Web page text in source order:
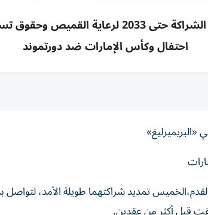
طيران الإمارات وأرسنال يمددان الشراكة حتى
احتفال وكأس الإمارات ضد دورتموند
تمديد شراكتهما طويلة الأمد، لتواصل